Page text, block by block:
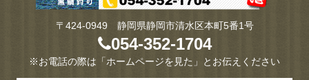
〒424-0949 静岡県静岡市清水区本町5番1号
054-352-1704
※お電話の際は「ホームページを見た」とお伝えください